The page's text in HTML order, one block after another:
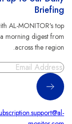
Briefing
AL-MONITOR's top
morning digest from
across the region.
Sign Up